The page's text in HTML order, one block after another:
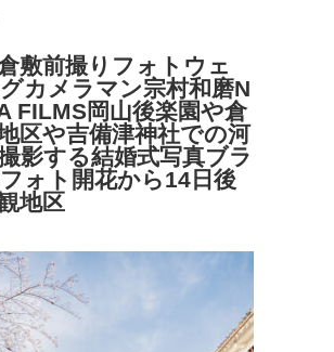
敷前撮りフォトウェ
カメラマン宗村和磨N
FILMS岡山後楽園や倉
区や吉備津神社での河
影する結婚式写真ブラ
ォト開花から14日後
地区